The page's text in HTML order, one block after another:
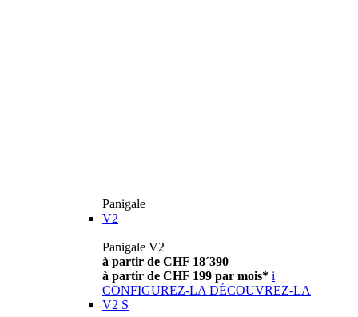
Panigale
V2
Panigale V2
à partir de CHF 18´390
à partir de CHF 199 par mois* i
CONFIGUREZ-LA DÉCOUVREZ-LA
V2 S